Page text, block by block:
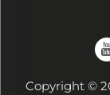
Copyright ©